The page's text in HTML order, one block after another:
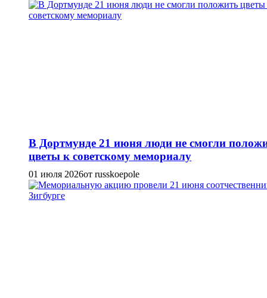
В Дортмунде 21 июня люди не смогли
цветы к советскому мемориалу
01 июля 2026от russkoepole